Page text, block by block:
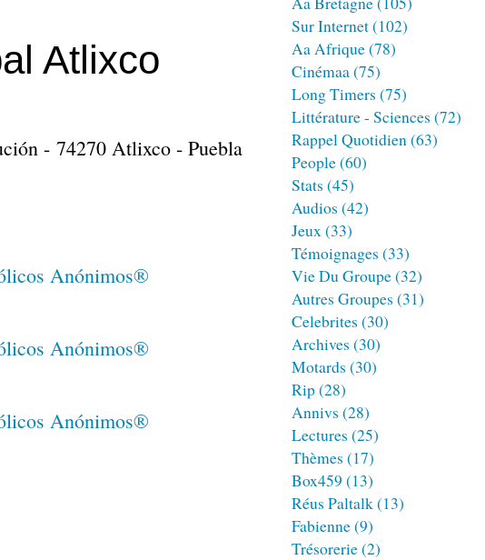
Atlixco
- 74270 Atlixco - Puebla
Sur Internet(102)
Aa Afrique(78)
Cinémaa(75)
Long Timers (75)
Littérature - Sciences (72)
Rappel Quotidien(63)
People(60)
Stats (45)
Audios (42)
Jeux(33)
Témoignages (33)
Vie Du Groupe(32)
Autres Groupes (31)
Celebrites (30)
Archives (30)
Motards (30)
Rip(28)
Annivs (28)
Lectures (25)
Thèmes (17)
Box459 (13)
Réus Paltalk(13)
Fabienne(9)
Trésorerie(2)